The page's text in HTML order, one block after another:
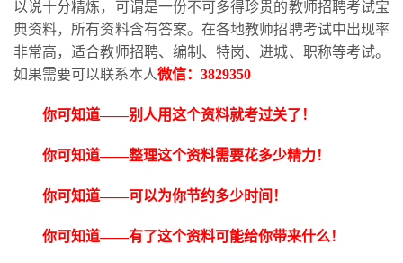
以说十分精炼，可谓是一份不可多得珍贵的教师招聘考试宝
典资料，所有资料含有答案。在各地教师招聘考试中出现率
非常高，适合教师招聘、编制、特岗、进城、职称等考试。
如果需要可以联系本人微信： 3829350
你可知道——别人用这个资料就考过关了！
你可知道——整理这个资料需要花多少精力！
你可知道——可以为你节约多少时间！
你可知道——有了这个资料可能给你带来什么！